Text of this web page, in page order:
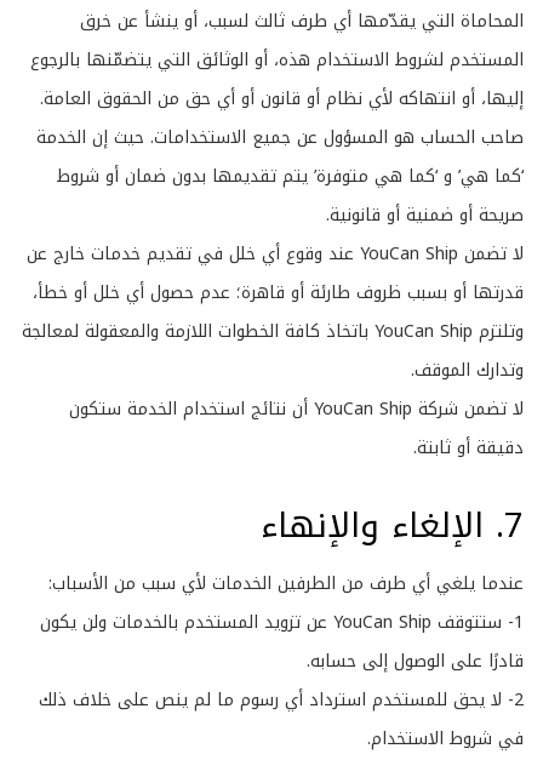
المحاماة التي يقدّمها أي طرف ثالث لسبب، أو ينشأ عن خرق
المستخدم لشروط الاستخدام هذه، أو الوثائق التي يتضمّنها بالرجوع
إليها، أو انتهاكه لأي نظام أو قانون أو أي حق من الحقوق العامة.
صاحب الحساب هو المسؤول عن جميع الاستخدامات. حيث إن الخدمة
‘كما هي’ و ‘كما هي متوفرة’ يتم تقديمها بدون ضمان أو شروط
صريحة أو ضمنية أو قانونية.
لا تضمن YouCan Ship عند وقوع أي خلل في تقديم خدمات خارج عن
قدرتها أو بسبب ظروف طارئة أو قاهرة؛ عدم حصول أي خلل أو خطأ،
وتلتزم YouCan Ship باتخاذ كافة الخطوات اللازمة والمعقولة لمعالجة
وتدارك الموقف.
لا تضمن شركة YouCan Ship أن نتائج استخدام الخدمة ستكون
دقيقة أو ثابتة.
7. الإلغاء والإنهاء
عندما يلغي أي طرف من الطرفين الخدمات لأي سبب من الأسباب:
1- ستتوقف YouCan Ship عن تزويد المستخدم بالخدمات ولن يكون
قادرًا على الوصول إلى حسابه.
2- لا يحق للمستخدم استرداد أي رسوم ما لم ينص على خلاف ذلك
في شروط الاستخدام.